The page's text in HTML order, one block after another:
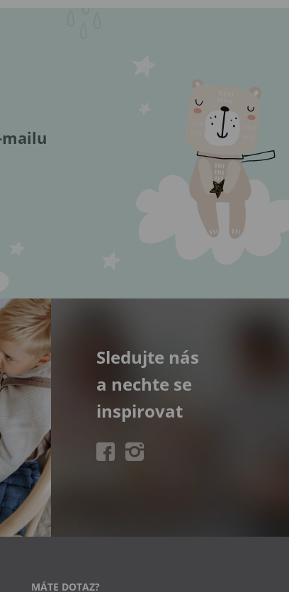
Sledujte nás
a nechte se
inspirovat
MÁTE DOTAZ?